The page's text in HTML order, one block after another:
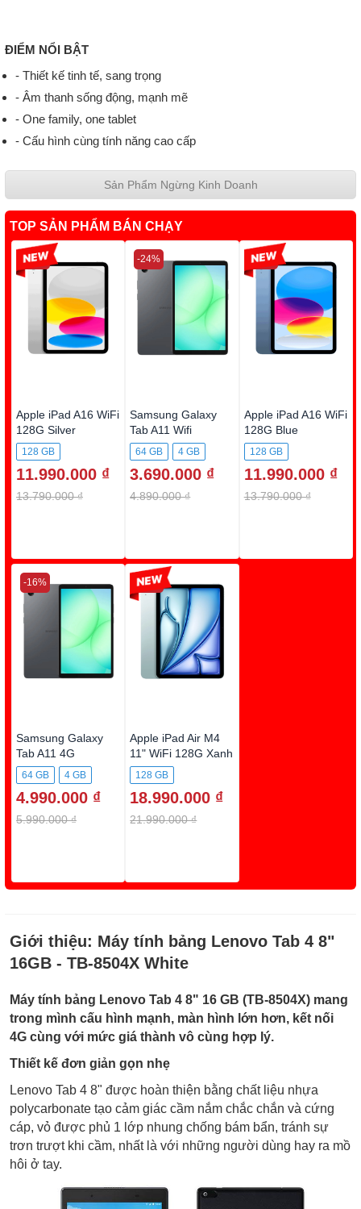
ĐIỂM NỔI BẬT
- Thiết kế tinh tế, sang trọng
- Âm thanh sống động, mạnh mẽ
- One family, one tablet
- Cấu hình cùng tính năng cao cấp
Sản Phẩm Ngừng Kinh Doanh
TOP SẢN PHẨM BÁN CHẠY
Apple iPad A16 WiFi
128G Silver
128 GB
11.990.000 ₫
13.790.000 ₫
-13%
Samsung Galaxy
Tab A11 Wifi
(4GB+64G) X133N
Xám
64 GB 4 GB
3.690.000 ₫
4.890.000 ₫
-24%
Apple iPad A16 WiFi
128G Blue
128 GB
11.990.000 ₫
13.790.000 ₫
-13%
Samsung Galaxy
Tab A11 4G
(4GB+64G) X135G
Xám
64 GB 4 GB
4.990.000 ₫
5.990.000 ₫
-16%
Apple iPad Air M4
11" WiFi 128G Xanh
128 GB
18.990.000 ₫
21.990.000 ₫
-13%
Giới thiệu: Máy tính bảng Lenovo Tab 4 8"
16GB - TB-8504X White
Máy tính bảng Lenovo Tab 4 8" 16 GB (TB-8504X) mang
trong mình cấu hình mạnh, màn hình lớn hơn, kết nối
4G cùng với mức giá thành vô cùng hợp lý.
Thiết kế đơn giản gọn nhẹ
Lenovo Tab 4 8" được hoàn thiện bằng chất liệu nhựa
polycarbonate tạo cảm giác cầm nắm chắc chắn và cứng
cáp, vỏ được phủ 1 lớp nhung chống bám bẩn, tránh sự
trơn trượt khi cầm, nhất là với những người dùng hay ra mồ
hôi ở tay.